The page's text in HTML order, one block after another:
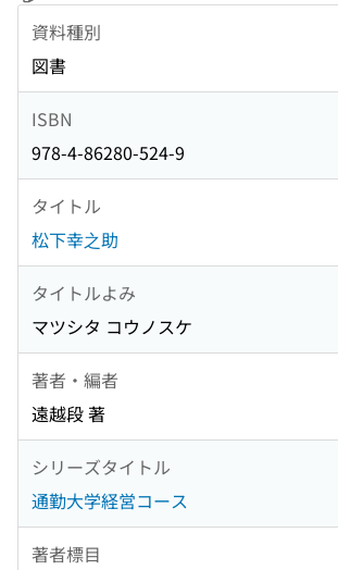
資料種別
図書
ISBN
978-4-86280-524-9
タイトル
松下幸之助
タイトルよみ
マツシタ コウノスケ
著者・編者
遠越段 著
シリーズタイトル
通勤大学経営コース
著者標目